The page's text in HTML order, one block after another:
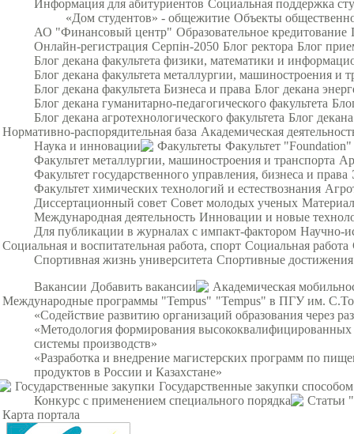
Информация для абитуриентов Социальная поддержка
«Дом студентов» - общежитие Объекты
АО "Финансовый центр" Образовательное кредитование
Онлайн-регистрация Серпін-2050 Блог ректора Блог
Блог декана факультета физики, математики и
Блог декана факультета металлургии, машиностроения и
Блог декана факультета Бизнеса и права Блог декана
Блог декана гуманитарно-педагогического факультета
Блог декана агротехнологического факультета Блог
Нормативно-распорядительная база Академическая
Наука и инновации
Факультеты Факультет "Foundation"
Факультет металлургии, машиностроения и транспорта
Факультет государственного управления, бизнеса и права
Факультет химических технологий и естествознания
Диссертационный совет Совет молодых ученых
Международная деятельность Инновации и новые
Для публикации в журналах с импакт-фактором Научно-
Социальная и воспитательная работа, спорт Социальная работа
Спортивная жизнь университета Спортивные достижения
Вакансии Добавить вакансии
Академическая
Международные программы "Tempus" "Tempus" в ПГУ им.
«Содействие развитию организаций образования через
«Методология формирования
системы производств»
«Разработка и внедрение магистерских программ по
продуктов в России и Казахстане»
Государственные закупки Государственные закупки
Конкурс с применением специального порядка
Статьи
Карта портала